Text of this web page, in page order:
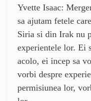
Yvette Isaac:
sa ajutam fetele
Siria si din Irak nu
experientele lor. Ei
acolo, ei incep sa
vorbi despre
permisiunea lor,